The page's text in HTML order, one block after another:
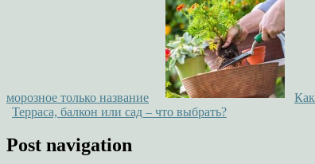
морозное только название
Терраса, балкон или сад – что выбрать?
Post navigation